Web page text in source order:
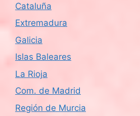
Cataluña
Extremadura
Galicia
Islas Baleares
La Rioja
Com. de Madrid
Región de Murcia